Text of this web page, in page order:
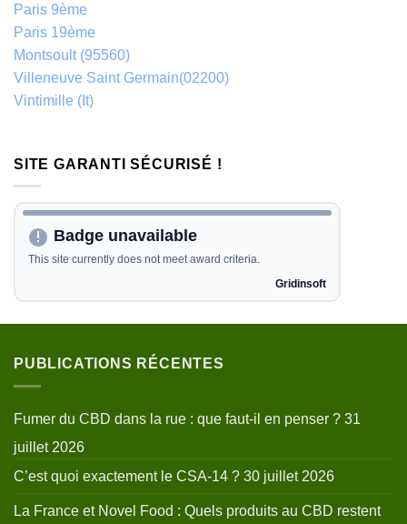
Paris 9ème
Paris 19ème
Montsoult (95560)
Villeneuve Saint Germain(02200)
Vintimille (It)
SITE GARANTI SÉCURISÉ !
PUBLICATIONS RÉCENTES
Fumer du CBD dans la rue : que faut-il en penser ? 31
juillet 2026
C’est quoi exactement le CSA-14 ? 30 juillet 2026
La France et Novel Food : Quels produits au CBD restent